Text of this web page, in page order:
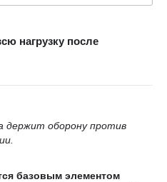
нагрузку после
держит оборону против
базовым элементом